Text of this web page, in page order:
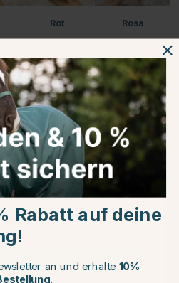
Rot Rosa
Rabatt auf deine
an und erhalte 10%